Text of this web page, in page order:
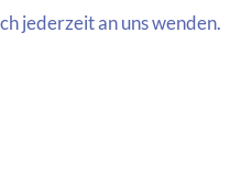
jederzeit an uns wenden.